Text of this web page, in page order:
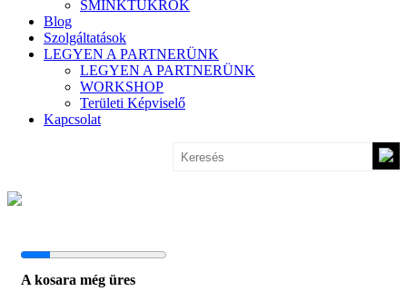
SMINKTÜKRÖK
Blog
Szolgáltatások
LEGYEN A PARTNERÜNK
LEGYEN A PARTNERÜNK
WORKSHOP
Területi Képviselő
Kapcsolat
A kosara még üres